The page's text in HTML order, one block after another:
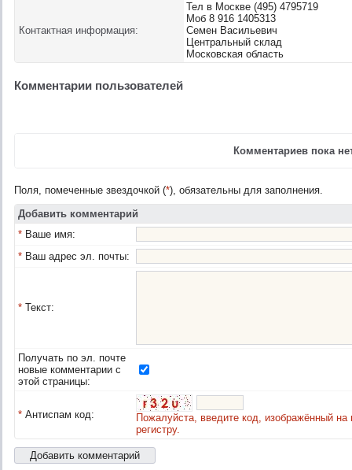
Контактная информация:
Тел в Москве (495) 4795719
Моб 8 916 1405313
Семен Васильевич
Центральный склад
Московская область
Комментарии пользователей
Комментариев пока
Поля, помеченные звездочкой (*), обязательны для заполнения.
Добавить комментарий
* Ваше имя:
* Ваш адрес эл. почты:
* Текст:
Получать по эл. почте
новые комментарии с
этой страницы:
* Антиспам код:
Пожалуйста, введите код, изображённый
регистру.